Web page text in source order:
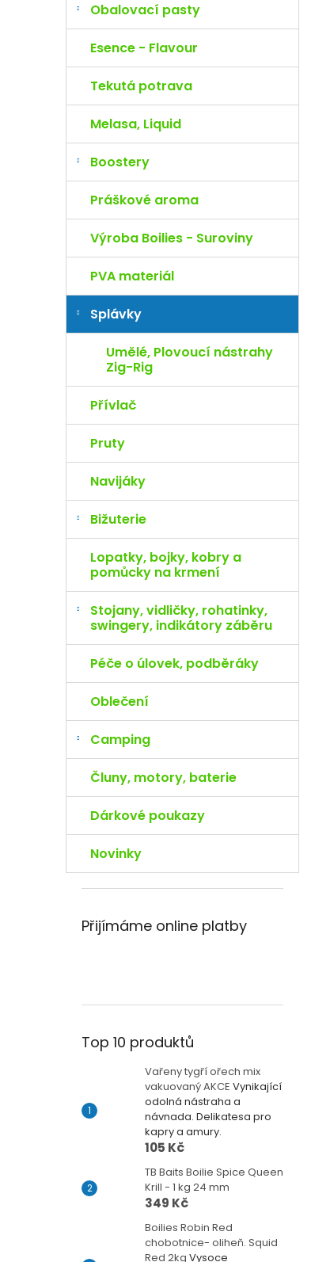
Obalovací pasty
Esence - Flavour
Tekutá potrava
Melasa, Liquid
Boostery
Práškové aroma
Výroba Boilies - Suroviny
PVA materiál
Splávky
Umělé, Plovoucí nástrahy
Zig-Rig
Přívlač
Pruty
Navijáky
Bižuterie
Lopatky, bojky, kobry a
pomůcky na krmení
Stojany, vidličky, rohatinky,
swingery, indikátory záběru
Péče o úlovek, podběráky
Oblečení
Camping
Čluny, motory, baterie
Dárkové poukazy
Novinky
Přijímáme online platby
Top 10 produktů
Vařeny tygří ořech mix
vakuovaný AKCE Vynikající
odolná nástraha a
návnada. Delikatesa pro
kapry a amury.
105 Kč
TB Baits Boilie Spice Queen
Krill - 1 kg 24 mm
349 Kč
Boilies Robin Red
chobotnice- oliheň. Squid
Red 2kg Vysoce